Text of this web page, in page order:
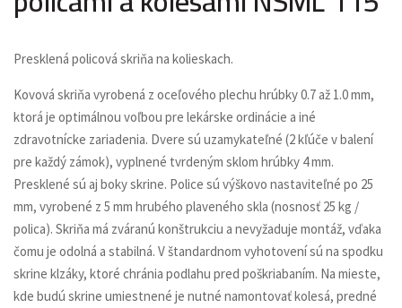
Presklená policová skriňa na kolieskach.
Kovová skriňa vyrobená z oceľového plechu hrúbky 0.7 až 1.0 mm,
ktorá je optimálnou voľbou pre lekárske ordinácie a iné
zdravotnícke zariadenia. Dvere sú uzamykateľné (2 kľúče v balení
pre každý zámok), vyplnené tvrdeným sklom hrúbky 4 mm.
Presklené sú aj boky skrine. Police sú výškovo nastaviteľné po 25
mm, vyrobené z 5 mm hrubého plaveného skla (nosnosť 25 kg /
polica). Skriňa má zváranú konštrukciu a nevyžaduje montáž, vďaka
čomu je odolná a stabilná. V štandardnom vyhotovení sú na spodku
skrine klzáky, ktoré chránia podlahu pred poškriabaním. Na mieste,
kde budú skrine umiestnené je nutné namontovať kolesá, predné